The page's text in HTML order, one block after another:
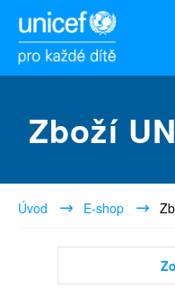
Zboží
Úvod E-shop